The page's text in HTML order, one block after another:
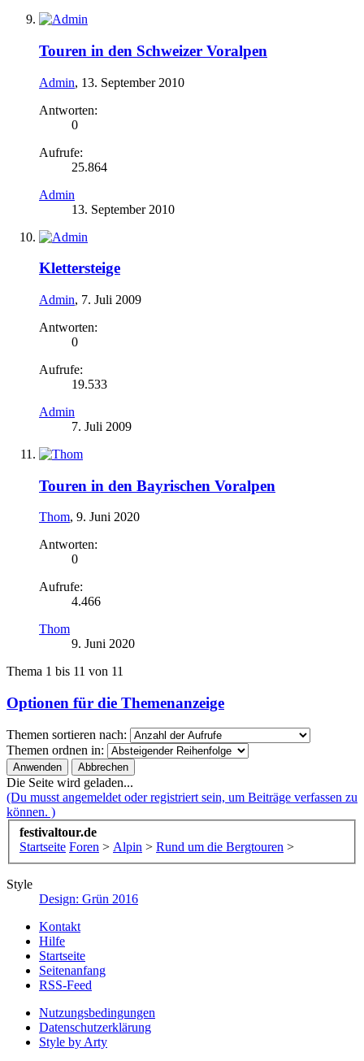
Touren in den Schweizer Voralpen
Admin, 13. September 2010
Antworten:
0
Aufrufe:
25.864
Admin
13. September 2010
Klettersteige
Admin, 7. Juli 2009
Antworten:
0
Aufrufe:
19.533
Admin
7. Juli 2009
Touren in den Bayrischen Voralpen
Thom, 9. Juni 2020
Antworten:
0
Aufrufe:
4.466
Thom
9. Juni 2020
Thema 1 bis 11 von 11
Optionen für die Themenanzeige
Themen sortieren nach:
Themen ordnen in:
Die Seite wird geladen...
(Du musst angemeldet oder registriert sein, um Beiträge verfassen zu
können. )
festivaltour.de
Startseite Foren > Alpin > Rund um die Bergtouren >
Style
Design: Grün 2016
Kontakt
Hilfe
Startseite
Seitenanfang
RSS-Feed
Nutzungsbedingungen
Datenschutzerklärung
Style by Arty